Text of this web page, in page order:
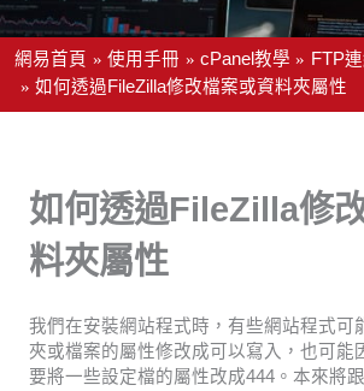
網易首頁 使用手冊 cPanel教學
FTP
如何透過FileZilla修改檔案或資料夾屬性
如何透過FileZilla修
料夾屬性
我們在安裝網站程式時，有些網站程式可
夾或檔案的屬性修改成可以寫入，也可能
要將一些設定檔的屬性改成444。本來將